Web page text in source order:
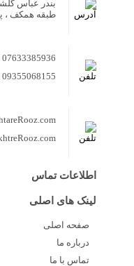
بندر عباس
طبقه همکف ،
07633385936
09355068155
اطلاعات تماس
لینک های اصلی
صفحه اصلی
درباره ما
تماس با ما